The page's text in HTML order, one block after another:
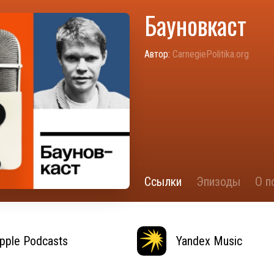
Бауновкаст
Автор: CarnegiePolitika.org
Ссылки Эпизоды О
Podcasts Yandex Music